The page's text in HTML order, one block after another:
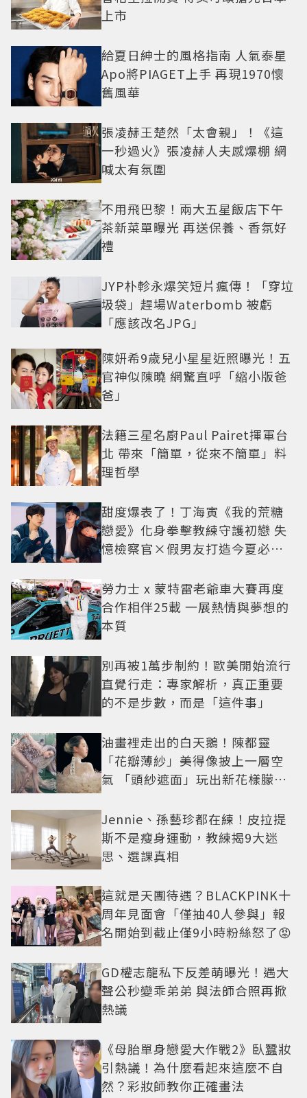
上市
給夏日紳士的風格指南 人氣泰星
Apo將PIAGET上手 再現1970懷
舊風華
張凌赫王楚然「太會親」！《這
一秒過火》張凌赫人夫感爆棚 網
喊太有氛圍
不用飛巴黎！兩大五星飯店下午
茶新菜單曝光 再送保養、香氛好
禮
JYP朴軫永爆笑短片瘋傳！「穿垃
圾袋」趕場Waterbomb 被虧
「應該改名JPG」
陳妍希9歲兒小星星近照曝光！五
官神似陳曉 網驚直呼「縮小版爸
爸」
法籍三星名廚Paul Pairet揮軍台
北 帶來「簡單，從來不簡單」料
理哲學
甜度爆表了！丁海寅《我的荒糖
戀愛》化身拳擊教練守護初戀 失
憶檢察官×假男友打造今夏必看
勞力士 x 蒙特雷老爺車大賽再度
合作相伴25載 一展熱情與夢想的
本質
別再被1萬步制約！歐美開始流行
直覺行走：專家解析，真正重要
的不是步數，而是「這件事」
油畫裡走出的白天鵝！陳都靈
「花瓣薄紗」美得像披上一層空
氣 「頭紗遮面」玩出新花樣朦朧
Jennie、孫藝珍都在練！皮拉提
斯不是瘦身運動，教練揭9大迷
思、選課真相
這就是天團待遇？BLACKPINK十
周年見面會「僅抽40人參與」報
名開始到截止僅9小時粉絲怒了😡
GD權志龍私下反差萌曝光！遇大
聲公秒變乖弟弟 與法師合照再掀
熱議
《母胎單身戀愛大作戰2》臥蠶妝
引熱議！為什麼看起來這麼不自
然？彩妝師教你正確畫法